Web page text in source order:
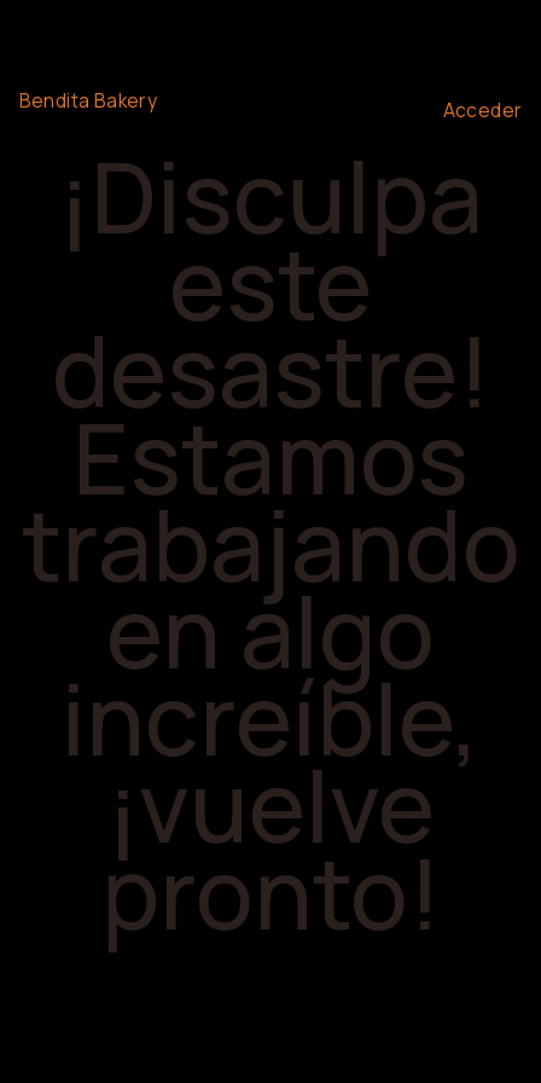
Bendita Bakery Acceder
¡Disculpa
este
desastre!
Estamos
trabajando
en algo
increíble,
¡vuelve
pronto!